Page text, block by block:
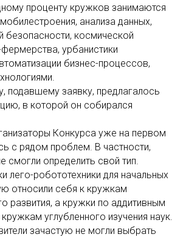
проценту кружков занимаются
анализа данных,
безопасности, космической
урбанистики
бизнес-процессов,
подавшему заявку, предлагалось
в которой он собирался
Конкурса уже на первом
с рядом проблем. В частности,
смогли определить свой тип.
лего-робототехники для начальных
относили себя к кружкам
развития, а кружки по аддитивным
углубленного изучения наук.
зачастую не могли выбрать